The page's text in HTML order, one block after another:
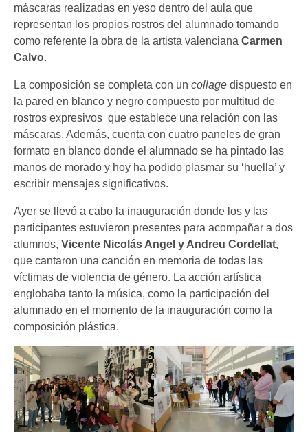
máscaras realizadas en yeso dentro del aula que
representan los propios rostros del alumnado tomando
como referente la obra de la artista valenciana Carmen
Calvo.
La composición se completa con un collage dispuesto en
la pared en blanco y negro compuesto por multitud de
rostros expresivos que establece una relación con las
máscaras. Además, cuenta con cuatro paneles de gran
formato en blanco donde el alumnado se ha pintado las
manos de morado y hoy ha podido plasmar su ‘huella’ y
escribir mensajes significativos.
Ayer se llevó a cabo la inauguración donde los y las
participantes estuvieron presentes para acompañar a dos
alumnos, Vicente Nicolás Angel y Andreu Cordellat,
que cantaron una canción en memoria de todas las
víctimas de violencia de género. La acción artística
englobaba tanto la música, como la participación del
alumnado en el momento de la inauguración como la
composición plástica.